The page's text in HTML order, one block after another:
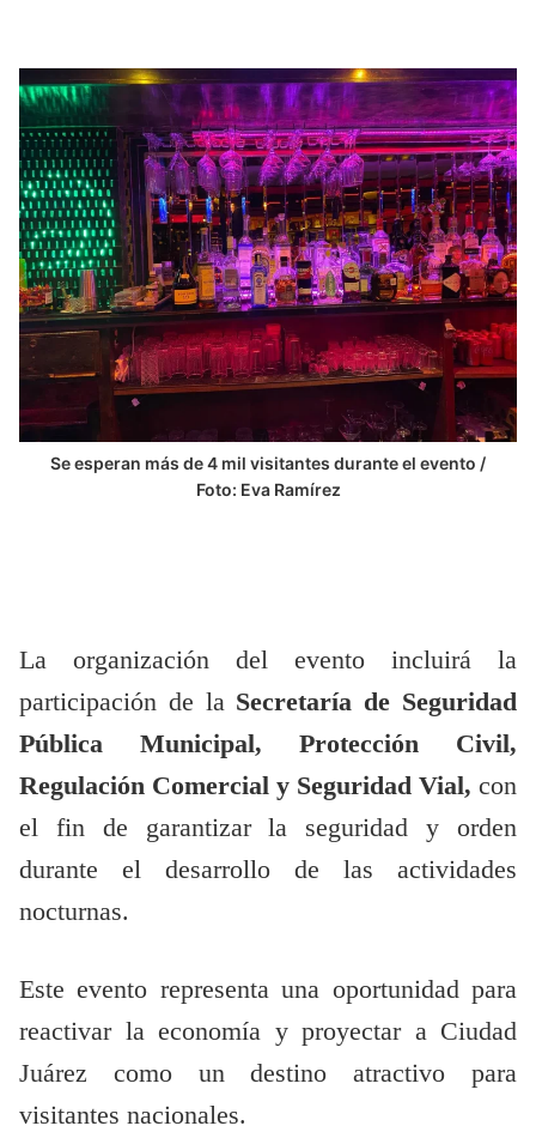
Se esperan más de 4 mil visitantes durante el evento /
Foto: Eva Ramírez
La organización del evento incluirá la
participación de la Secretaría de Seguridad
Pública Municipal, Protección Civil,
Regulación Comercial y Seguridad Vial, con
el fin de garantizar la seguridad y orden
durante el desarrollo de las actividades
nocturnas.
Este evento representa una oportunidad para
reactivar la economía y proyectar a Ciudad
Juárez como un destino atractivo para
visitantes nacionales.